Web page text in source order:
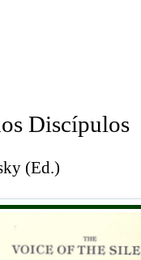
Discípulos
(Ed.)